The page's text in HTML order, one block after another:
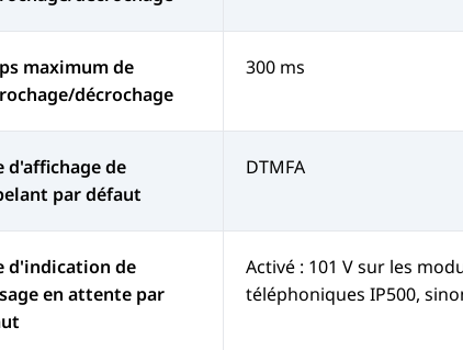
maximum de
décrochage
300 ms
d'affichage de
par défaut
DTMFA
d'indication de
en attente par
Activé : 101 V sur les
téléphoniques IP500,